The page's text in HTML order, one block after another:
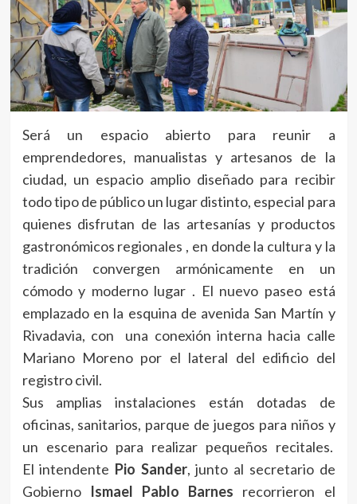
Será un espacio abierto para reunir a
emprendedores, manualistas y artesanos de la
ciudad, un espacio amplio diseñado para recibir
todo tipo de público un lugar distinto, especial para
quienes disfrutan de las artesanías y productos
gastronómicos regionales , en donde la cultura y la
tradición convergen armónicamente en un
cómodo y moderno lugar . El nuevo paseo está
emplazado en la esquina de avenida San Martín y
Rivadavia, con una conexión interna hacia calle
Mariano Moreno por el lateral del edificio del
registro civil.
Sus amplias instalaciones están dotadas de
oficinas, sanitarios, parque de juegos para niños y
un escenario para realizar pequeños recitales.
El intendente Pio Sander, junto al secretario de
Gobierno Ismael Pablo Barnes recorrieron el